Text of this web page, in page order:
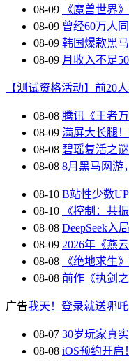
08-09
《魔兽世界
08-09 曾经60万人
08-09 韩国爆款黑
08-09 月收入不足
【测试资格活动】前20
08-08 腾讯《王者
08-09 满屏大长腿
08-08 碧瑶复活之
08-08 8月黑马网游
08-10 B站性少数
08-10
《控制：共
08-08 DeepSeek入
08-09 2026年《燕
08-08
《绝地求生
08-08 前作《执剑
广告我天！登录就送哪吒
08-07 30岁玩家真
08-08 iOS预约开启